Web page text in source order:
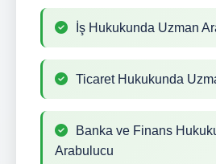
İş Hukukunda Uzman
Ticaret Hukukunda
Banka ve Finans
Arabulucu